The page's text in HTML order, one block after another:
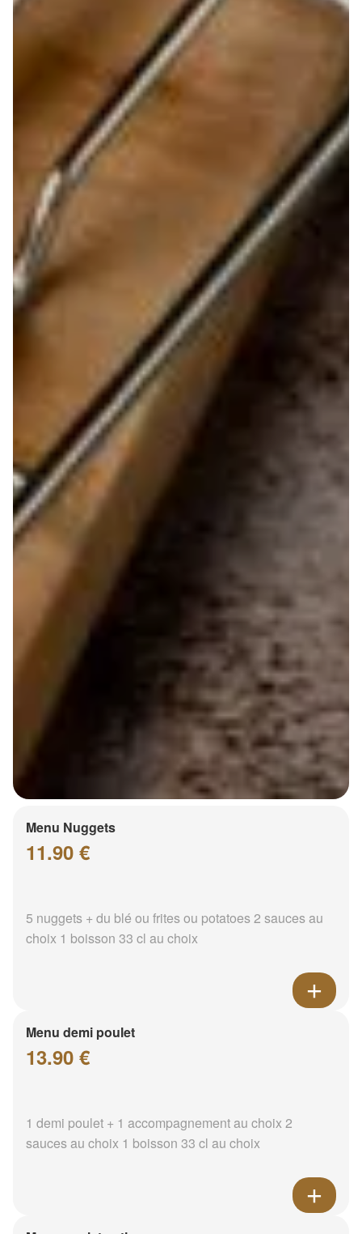
Menu Nuggets
11.90 €
5 nuggets + du blé ou frites ou potatoes 2 sauces au
choix 1 boisson 33 cl au choix
Menu demi poulet
13.90 €
1 demi poulet + 1 accompagnement au choix 2
sauces au choix 1 boisson 33 cl au choix